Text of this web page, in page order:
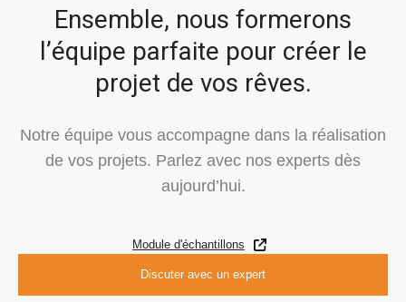
Ensemble, nous formerons
l’équipe parfaite pour créer le
projet de vos rêves.
Notre équipe vous accompagne dans la réalisation
de vos projets. Parlez avec nos experts dès
aujourd’hui.
Module d'échantillons
Discuter avec un expert